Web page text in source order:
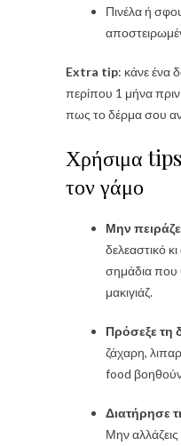
Πινέλα ή
Extra tip: κάνε ένα
περίπου 1 μήνα πριν
πως το δέρμα σου
Χρήσιμα
τον γάμο
Μην
δελεαστικό
σημάδια που
μακιγιάζ.
Πρόσεξε τη
ζάχαρη,
food βοηθούν
Διατήρησε
Μην αλλάζεις